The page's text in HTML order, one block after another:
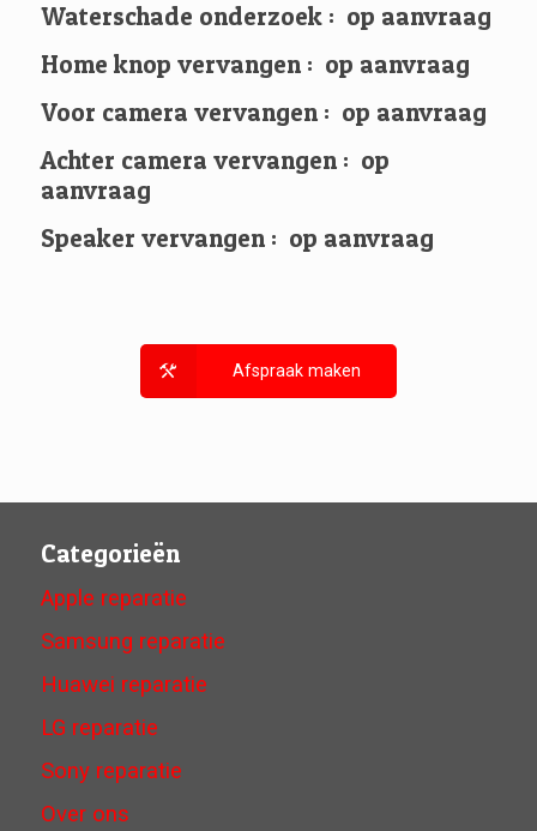
Waterschade onderzoek : op aanvraag
Home knop vervangen : op aanvraag
Voor camera vervangen : op aanvraag
Achter camera vervangen : op
aanvraag
Speaker vervangen : op aanvraag
Afspraak maken
Categorieën
Apple reparatie
Samsung reparatie
Huawei reparatie
LG reparatie
Sony reparatie
Over ons